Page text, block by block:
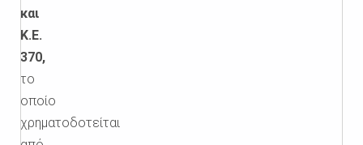
και
Κ.Ε.
370,
το
οποίο
χρηματοδοτείται